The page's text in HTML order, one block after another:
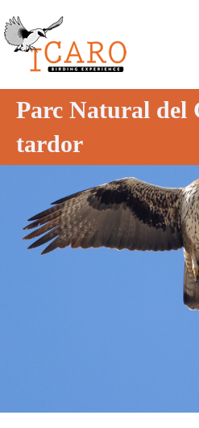
Parc Natural del
tardor